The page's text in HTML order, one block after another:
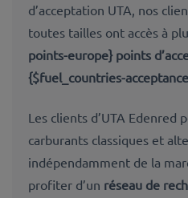
d’acceptation UTA, nos
toutes tailles ont accès à
points-europe} points
{$fuel_countries-
Les clients d’UTA Edenred
carburants classiques et
indépendamment de la
profiter d’un réseau de